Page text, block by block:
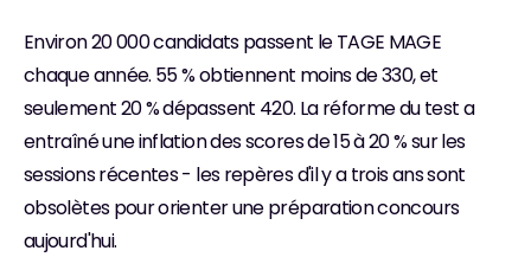
Environ 20 000 candidats passent le TAGE MAGE
chaque année. 55 % obtiennent moins de 330, et
seulement 20 % dépassent 420. La réforme du test a
entraîné une inflation des scores de 15 à 20 % sur les
sessions récentes - les repères d'il y a trois ans sont
obsolètes pour orienter une préparation concours
aujourd'hui.